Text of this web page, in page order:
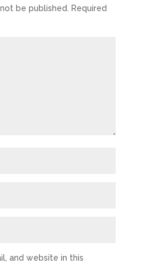
be published.
Required
and website in this